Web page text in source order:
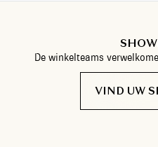
De winkelteams
VIND UW